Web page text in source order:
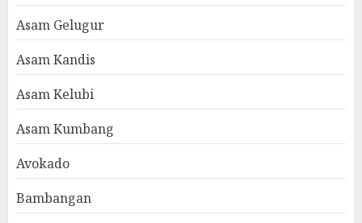
Asam Gelugur
Asam Kandis
Asam Kelubi
Asam Kumbang
Avokado
Bambangan